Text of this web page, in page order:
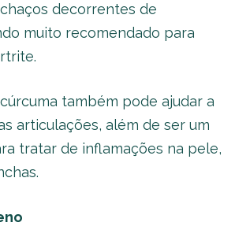
decorrentes de
muito recomendado para
também pode ajudar a
articulações, além de ser um
tratar de inflamações na pele,